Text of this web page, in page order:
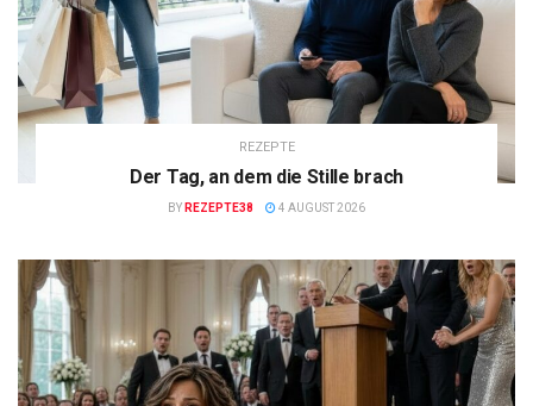
REZEPTE
Der Tag, an dem die Stille brach
BY REZEPTE38 4 AUGUST 2026